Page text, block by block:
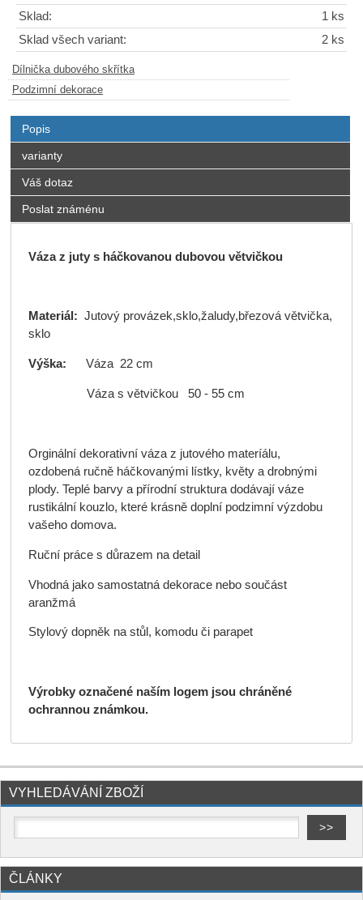
Sklad:
1 ks
Sklad všech variant:
2 ks
Dílnička dubového skřítka
Podzimní dekorace
Popis
varianty
Váš dotaz
Poslat známénu
Váza z juty s háčkovanou dubovou větvičkou
Materiál: Jutový provázek,sklo,žaludy,březová větvička,
sklo
Výška: Váza 22 cm
Váza s větvičkou 50 - 55 cm
Orginální dekorativní váza z jutového materíálu,
ozdobená ručně háčkovanými lístky, květy a drobnými
plody. Teplé barvy a přírodní struktura dodávají váze
rustikální kouzlo, které krásně doplní podzimní výzdobu
vašeho domova.
Ruční práce s důrazem na detail
Vhodná jako samostatná dekorace nebo součást
aranžmá
Stylový dopněk na stůl, komodu či parapet
Výrobky označené naším logem jsou chráněné
ochrannou známkou.
VYHLEDÁVÁNÍ ZBOŽÍ
ČLÁNKY